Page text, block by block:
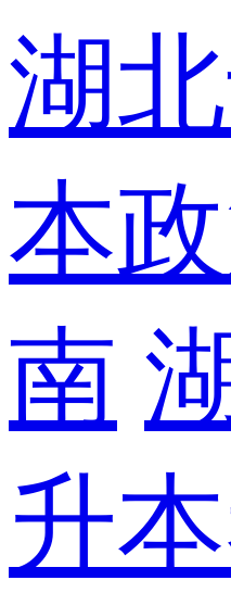
湖
本
南
升